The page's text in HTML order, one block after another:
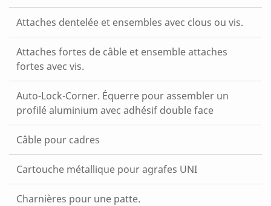
Attaches dentelée et ensembles avec clous ou vis.
Attaches fortes de câble et ensemble attaches
fortes avec vis.
Auto-Lock-Corner. Équerre pour assembler un
profilé aluminium avec adhésif double face
Câble pour cadres
Cartouche métallique pour agrafes UNI
Charnières pour une patte.